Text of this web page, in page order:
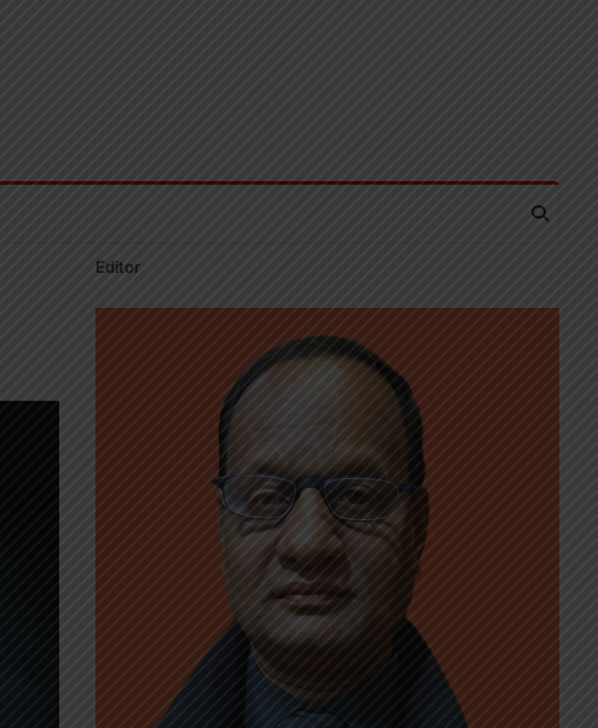
Editor